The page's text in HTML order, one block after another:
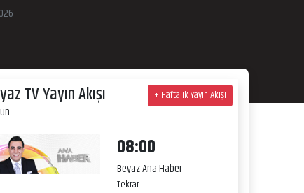
TV Yayın Akışı + Haftalık Yayın Akışı
08:00
Beyaz Ana Haber
Tekrar